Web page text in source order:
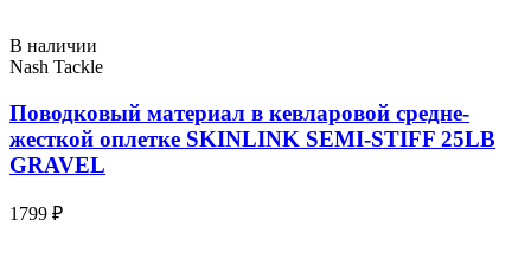
В наличии
Nash Tackle
Поводковый материал в кевларовой средне-
жесткой оплетке SKINLINK SEMI-STIFF 25LB
GRAVEL
1799 ₽